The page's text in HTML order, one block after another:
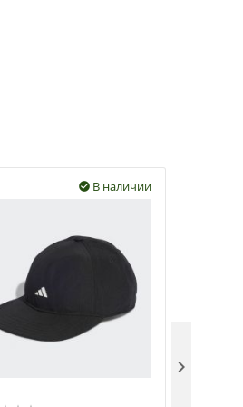
В наличии

